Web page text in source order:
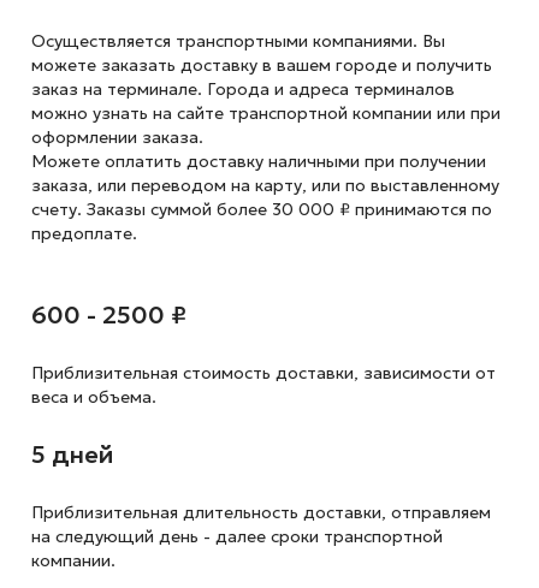
Осуществляется транспортными компаниями. Вы
можете заказать доставку в вашем городе и получить
заказ на терминале. Города и адреса терминалов
можно узнать на сайте транспортной компании или при
оформлении заказа.
Можете оплатить доставку наличными при получении
заказа, или переводом на карту, или по выставленному
счету. Заказы суммой более 30 000 ₽ принимаются по
предоплате.
600 - 2500 ₽
Приблизительная стоимость доставки, зависимости от
веса и объема.
5 дней
Приблизительная длительность доставки, отправляем
на следующий день - далее сроки транспортной
компании.